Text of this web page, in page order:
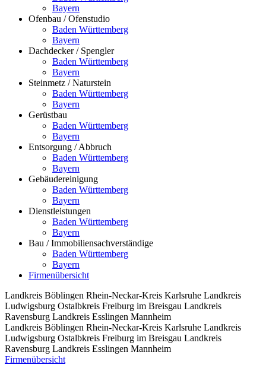
Bayern
Ofenbau / Ofenstudio
Baden Württemberg
Bayern
Dachdecker / Spengler
Baden Württemberg
Bayern
Steinmetz / Naturstein
Baden Württemberg
Bayern
Gerüstbau
Baden Württemberg
Bayern
Entsorgung / Abbruch
Baden Württemberg
Bayern
Gebäudereinigung
Baden Württemberg
Bayern
Dienstleistungen
Baden Württemberg
Bayern
Bau / Immobiliensachverständige
Baden Württemberg
Bayern
Firmenübersicht
Landkreis Böblingen Rhein-Neckar-Kreis Karlsruhe Landkreis
Ludwigsburg Ostalbkreis Freiburg im Breisgau Landkreis
Ravensburg Landkreis Esslingen Mannheim
Landkreis Böblingen Rhein-Neckar-Kreis Karlsruhe Landkreis
Ludwigsburg Ostalbkreis Freiburg im Breisgau Landkreis
Ravensburg Landkreis Esslingen Mannheim
Firmenübersicht